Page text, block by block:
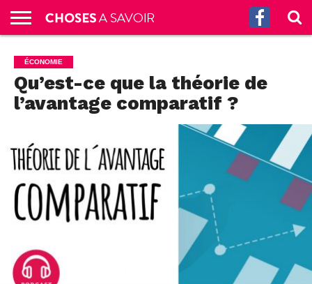
CULTURE
G.
SCIENCES
SANTÉ
HISTOIRE
ÉCONOMIE
INCROYABLE
!
TECH
AUTRES
S’ABONNER
AUX
PODCASTS
CONTACT
A
PROPOS
ÉCONOMIE
Qu’est-ce que la théorie de
l’avantage comparatif ?